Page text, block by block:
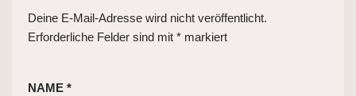
Deine E-Mail-Adresse wird nicht veröffentlicht.
Erforderliche Felder sind mit * markiert
NAME *